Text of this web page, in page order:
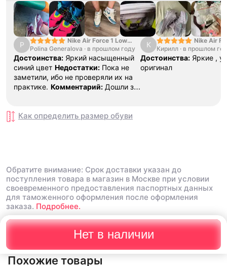
Нет в наличии
P
Nike Air Force 1 Low
College Pack White
Blue
Polina Generalova · в прошлом году
Достоинства: Яркий насыщенный
синий цвет Недостатки: Пока не
заметили, ибо не проверяли их на
практике. Комментарий: Дошли за
К
Nike Air
Yellow
Кирилл · в прошлом
Достоинства: Яркие ,
оригинал
Как определить размер обуви
Обратите внимание: Срок доставки указан до
поступления товара в магазин в Москве при условии
своевременного предоставления паспортных данных
для таможенного оформления после оформления
заказа. Подробнее.
Похожие товары